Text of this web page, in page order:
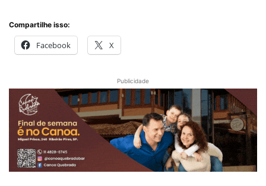
Compartilhe isso:
Facebook X
Publicidade